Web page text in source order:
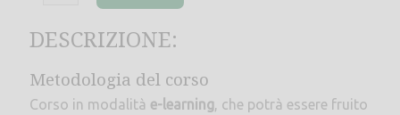
DESCRIZIONE:
Metodologia del corso
Corso in modalità e-learning, che potrà essere fruito